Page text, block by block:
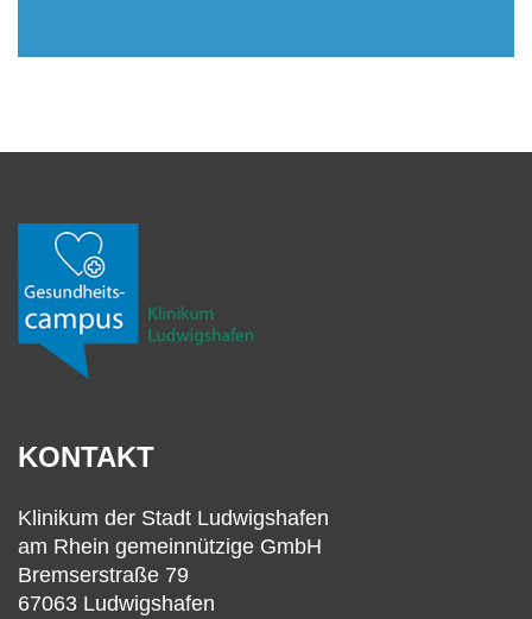
KONTAKT
Klinikum der Stadt Ludwigshafen
am Rhein gemeinnützige GmbH
Bremserstraße 79
67063 Ludwigshafen